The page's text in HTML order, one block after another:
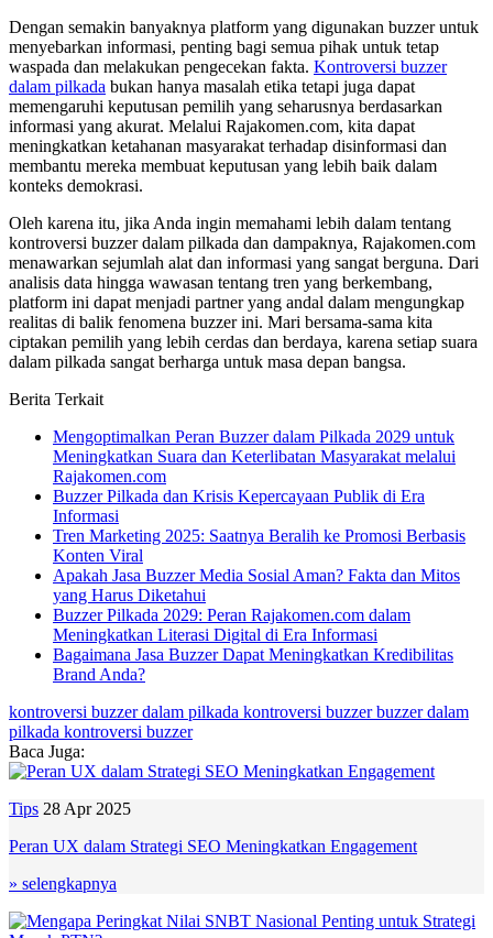
Dengan semakin banyaknya platform yang digunakan buzzer untuk
menyebarkan informasi, penting bagi semua pihak untuk tetap
waspada dan melakukan pengecekan fakta. Kontroversi buzzer
dalam pilkada bukan hanya masalah etika tetapi juga dapat
memengaruhi keputusan pemilih yang seharusnya berdasarkan
informasi yang akurat. Melalui Rajakomen.com, kita dapat
meningkatkan ketahanan masyarakat terhadap disinformasi dan
membantu mereka membuat keputusan yang lebih baik dalam
konteks demokrasi.
Oleh karena itu, jika Anda ingin memahami lebih dalam tentang
kontroversi buzzer dalam pilkada dan dampaknya, Rajakomen.com
menawarkan sejumlah alat dan informasi yang sangat berguna. Dari
analisis data hingga wawasan tentang tren yang berkembang,
platform ini dapat menjadi partner yang andal dalam mengungkap
realitas di balik fenomena buzzer ini. Mari bersama-sama kita
ciptakan pemilih yang lebih cerdas dan berdaya, karena setiap suara
dalam pilkada sangat berharga untuk masa depan bangsa.
Berita Terkait
Mengoptimalkan Peran Buzzer dalam Pilkada 2029 untuk
Meningkatkan Suara dan Keterlibatan Masyarakat melalui
Rajakomen.com
Buzzer Pilkada dan Krisis Kepercayaan Publik di Era
Informasi
Tren Marketing 2025: Saatnya Beralih ke Promosi Berbasis
Konten Viral
Apakah Jasa Buzzer Media Sosial Aman? Fakta dan Mitos
yang Harus Diketahui
Buzzer Pilkada 2029: Peran Rajakomen.com dalam
Meningkatkan Literasi Digital di Era Informasi
Bagaimana Jasa Buzzer Dapat Meningkatkan Kredibilitas
Brand Anda?
kontroversi buzzer dalam pilkada kontroversi buzzerbuzzer dalam
pilkada kontroversi buzzer
Baca Juga:
Tips 28 Apr 2025
Peran UX dalam Strategi SEO Meningkatkan Engagement
» selengkapnya